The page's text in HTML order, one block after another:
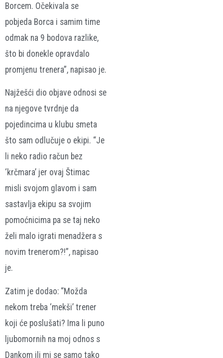
Borcem. Očekivala se
pobjeda Borca i samim time
odmak na 9 bodova razlike,
što bi donekle opravdalo
promjenu trenera”, napisao je.
Najžešći dio objave odnosi se
na njegove tvrdnje da
pojedincima u klubu smeta
što sam odlučuje o ekipi. “Je
li neko radio račun bez
‘krčmara’ jer ovaj Štimac
misli svojom glavom i sam
sastavlja ekipu sa svojim
pomoćnicima pa se taj neko
želi malo igrati menadžera s
novim trenerom?!”, napisao
je.
Zatim je dodao: “Možda
nekom treba ‘mekši’ trener
koji će poslušati? Ima li puno
ljubomornih na moj odnos s
Dankom ili mi se samo tako